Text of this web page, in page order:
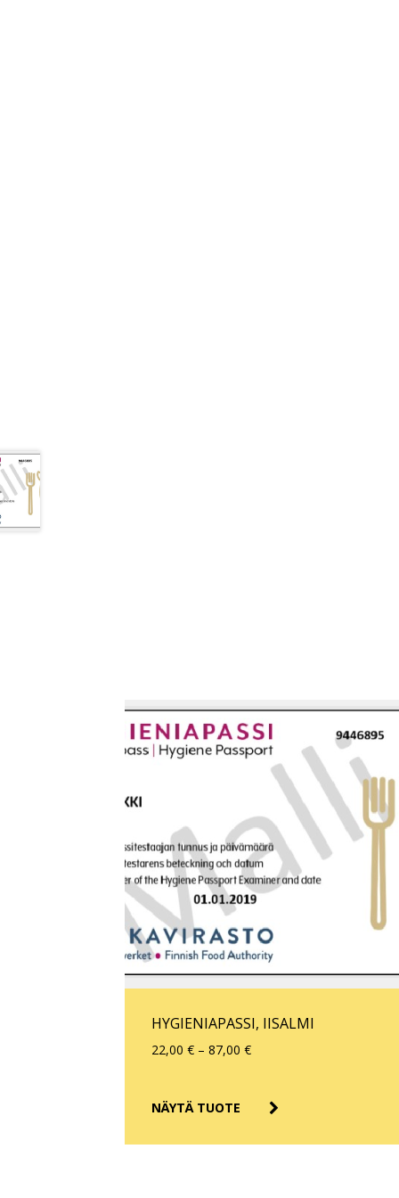
HYGIENIAPASSI, IISALMI
22,00€ – 87,00€Hintaluokka:
87,00 €
NÄYTÄ TUOTE
Tällä
tuotteella
on
Voit
valinnat
tuotteen
sivulla.